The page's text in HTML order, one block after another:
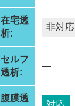
在宅透
析:
非対応
セルフ
透析:
―
腹膜透